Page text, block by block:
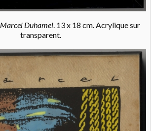
Marcel Duhamel. 13 x 18 cm. Acrylique sur
transparent.